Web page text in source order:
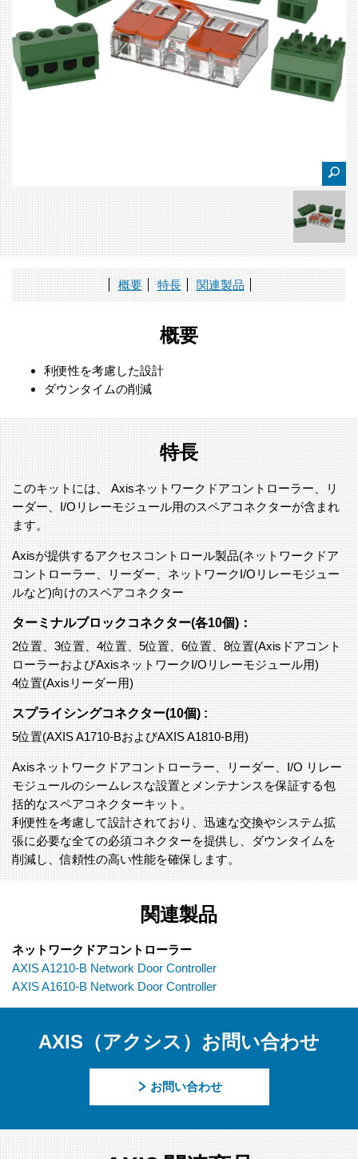
概要 特長 関連製品
概要
利便性を考慮した設計
ダウンタイムの削減
特長
このキットには、 Axisネットワークドアコントローラー、リ
ーダー、I/Oリレーモジュール用のスペアコネクターが含まれ
ます。
Axisが提供するアクセスコントロール製品(ネットワークドア
コントローラー、リーダー、ネットワークI/Oリレーモジュー
ルなど)向けのスペアコネクター
ターミナルブロックコネクター(各10個)：
2位置、3位置、4位置、5位置、6位置、8位置(Axisドアコント
ローラーおよびAxisネットワークI/Oリレーモジュール用)
4位置(Axisリーダー用)
スプライシングコネクター(10個) :
5位置(AXIS A1710-BおよびAXIS A1810-B用)
Axisネットワークドアコントローラー、リーダー、I/O リレー
モジュールのシームレスな設置とメンテナンスを保証する包
括的なスペアコネクターキット。
利便性を考慮して設計されており、迅速な交換やシステム拡
張に必要な全ての必須コネクターを提供し、ダウンタイムを
削減し、信頼性の高い性能を確保します。
関連製品
ネットワークドアコントローラー
AXIS A1210-B Network Door Controller
AXIS A1610-B Network Door Controller
AXIS（アクシス）お問い合わせ
お問い合わせ